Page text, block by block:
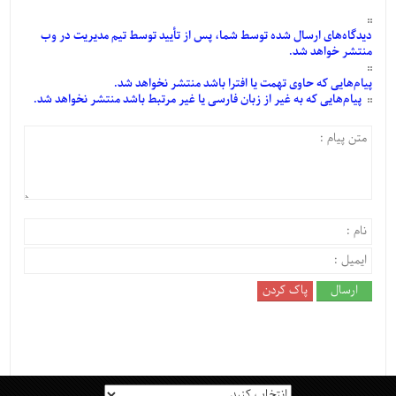
دیدگاه‌هایارسالشدهتوسط شما، پس ازتأییدتوسط تیم مدیریت در وب
منتشر خواهد شد.
پیام‌هاییکه حاوی تهمت یا افترا باشد منتشر نخواهد شد.
پیام‌هاییکه به غیر از زبان فارسی یا غیر مرتبط باشد منتشر نخواهد شد.